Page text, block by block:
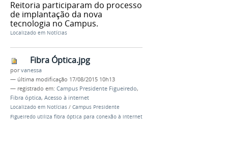
Reitoria participaram do processo
de implantação da nova
tecnologia no Campus.
Localizado em Notícias
Fibra Óptica.jpg
porvanessa
— última modificação 17/08/2015 10h13
— registrado em: Campus Presidente Figueiredo,
Fibra óptica, Acesso à internet
Localizado em Notícias / Campus Presidente
Figueiredo utiliza fibra óptica para conexão à internet